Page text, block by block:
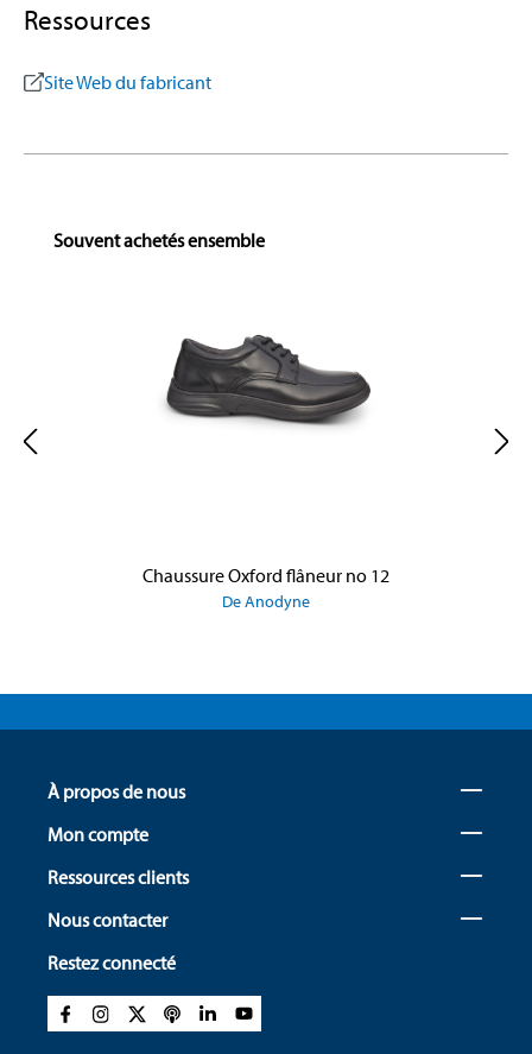
Ressources
Site Web du fabricant
Skip product gallery
Souvent achetés ensemble
Chaussure Oxford flâneur no 12
De Anodyne
À propos de nous
Mon compte
Ressources clients
Nous contacter
Restez connecté